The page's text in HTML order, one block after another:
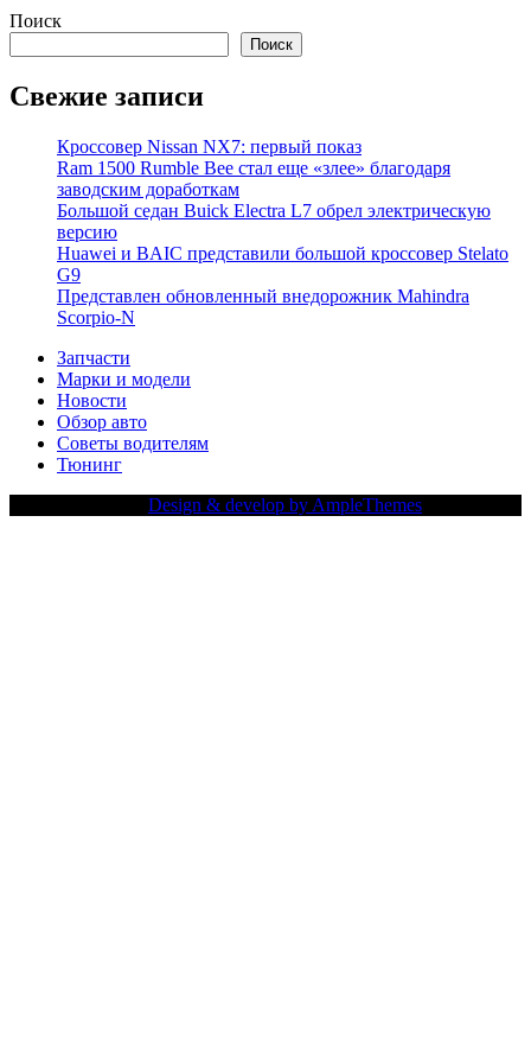
Поиск
Поиск
Свежие записи
Кроссовер Nissan NX7: первый показ
Ram 1500 Rumble Bee стал еще «злее» благодаря
заводским доработкам
Большой седан Buick Electra L7 обрел электрическую
версию
Huawei и BAIC представили большой кроссовер Stelato
G9
Представлен обновленный внедорожник Mahindra
Scorpio-N
Запчасти
Марки и модели
Новости
Обзор авто
Советы водителям
Тюнинг
Design & develop by AmpleThemes